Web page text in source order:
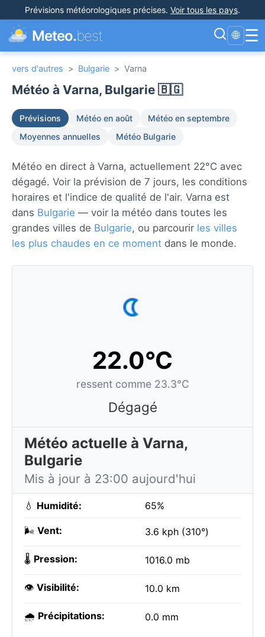
Prévisions météorologiques précises. Voir tous les pays.
Meteo.best 🌐 ☰
vers d'autres > Bulgarie > Varna
Météo à Varna, Bulgarie 🇧🇬
Prévisions Météo en août
Météo en septembre
Moyennes annuelles
Météo Bulgarie
Météo en direct à Varna, actuellement 22°C avec
dégagé. Voir la prévision de 7 jours, les conditions
horaires et l'indice de qualité de l'air. Varna est
dans Bulgarie — voir la météo dans toutes les
grandes villes de Bulgarie, ou parcourir les villes
les plus chaudes en ce moment dans le monde.
22.0°C
ressent comme 23.3°C
Dégagé
Météo actuelle à Varna,
Bulgarie
Mis à jour à 23:00 aujourd'hui
💧 Humidité: 65%
🌬️ Vent: 3.6 kph (310°)
🌡️ Pression: 1016.0 mb
👁️ Visibilité: 10.0 km
🌧️ Précipitations: 0.0 mm